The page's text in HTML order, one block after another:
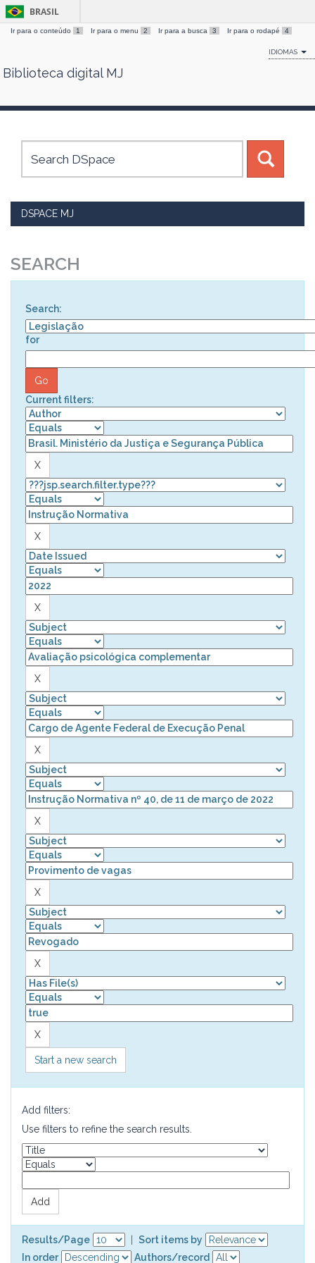
Skip
BRASIL
Ir para o conteúdo 1 Ir para o menu 2 Ir para a busca 3 Ir para o rodapé 4
IDIOMAS
Biblioteca digital MJ
DSPACE MJ
SEARCH
Search:
for
Current filters:
Start a new search
Add filters:
Use filters to refine the search results.
Results/Page
Sort items by
In order
Authors/record